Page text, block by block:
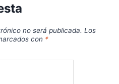
no será publicada. Los
con *